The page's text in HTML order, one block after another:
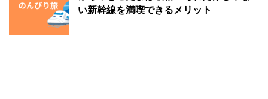
い新幹線を満喫できるメリット